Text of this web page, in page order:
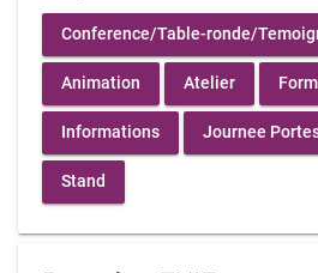
Conference/Table-ronde/
Animation Atelier
Informations Journee
Stand